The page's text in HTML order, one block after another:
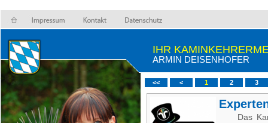
IHR
ARMIN DEISENHOFER
<< < 1 2 3
Das